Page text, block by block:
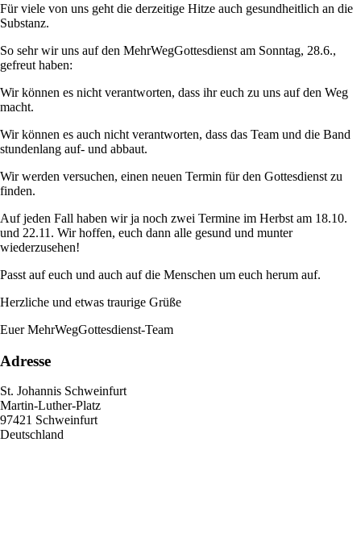
Für viele von uns geht die derzeitige Hitze auch gesundheitlich an die
Substanz.
So sehr wir uns auf den MehrWegGottesdienst am Sonntag, 28.6.,
gefreut haben:
Wir können es nicht verantworten, dass ihr euch zu uns auf den Weg
macht.
Wir können es auch nicht verantworten, dass das Team und die Band
stundenlang auf- und abbaut.
Wir werden versuchen, einen neuen Termin für den Gottesdienst zu
finden.
Auf jeden Fall haben wir ja noch zwei Termine im Herbst am 18.10.
und 22.11. Wir hoffen, euch dann alle gesund und munter
wiederzusehen!
Passt auf euch und auch auf die Menschen um euch herum auf.
Herzliche und etwas traurige Grüße
Euer MehrWegGottesdienst-Team
Adresse
St. Johannis Schweinfurt
Martin-Luther-Platz
97421 Schweinfurt
Deutschland